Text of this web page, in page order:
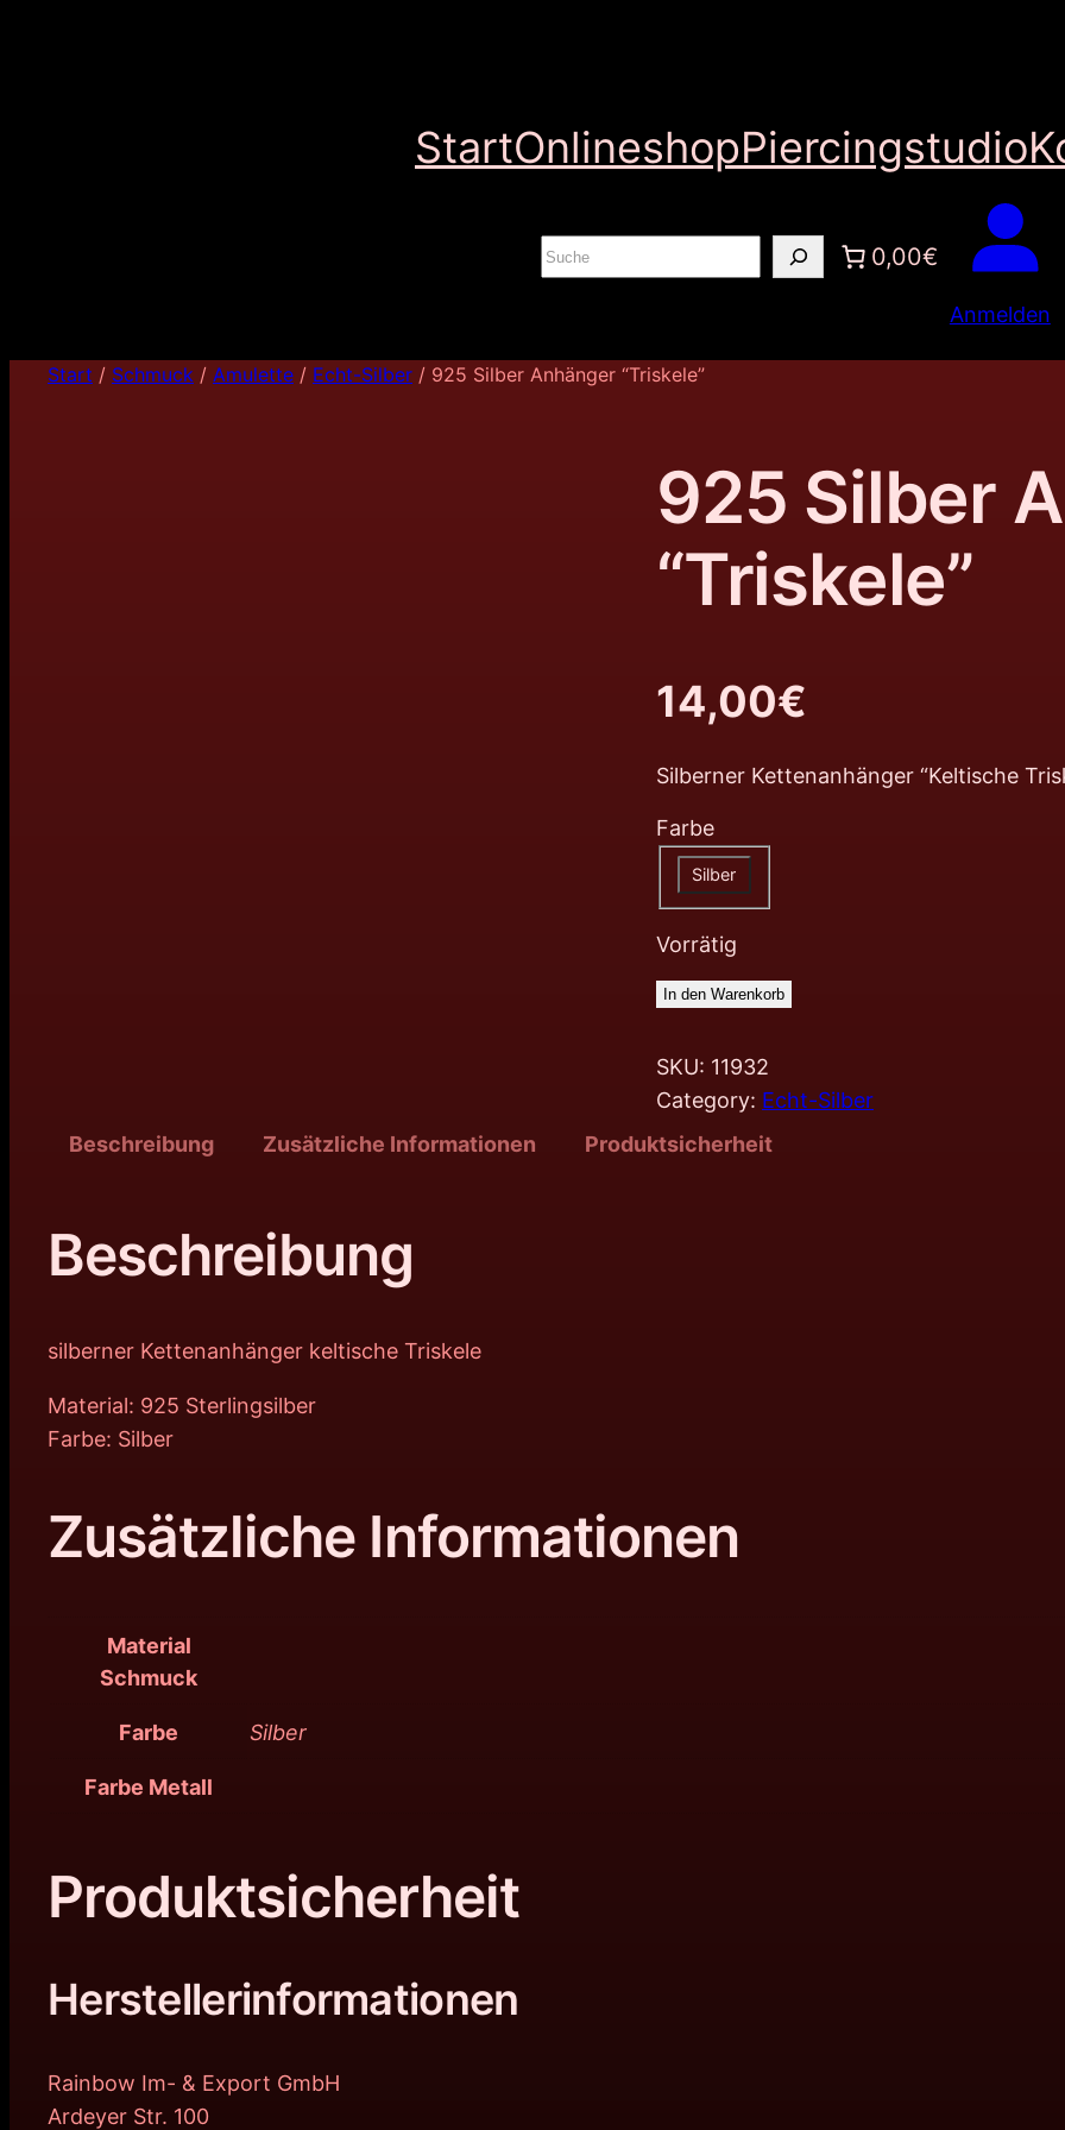
StartOnlineshopPiercingstudio
S
u
e
0,00€
Anmelden
Start / Schmuck / Amulette / Echt-Silber / 925 Silber Anhänger “Triskele”
925 Silber
“Triskele”
14,00€
Silberner Kettenanhänger “Keltische
Farbe
Silber
Vorrätig
In den Warenkorb
SKU: 11932
Category: Echt-Silber
Beschreibung
Zusätzliche Informationen Produktsicherheit
Beschreibung
silberner Kettenanhänger keltische Triskele
Material: 925 Sterlingsilber
Farbe: Silber
Zusätzliche Informationen
Material
Schmuck
Farbe Silber
Farbe Metall
Produktsicherheit
Herstellerinformationen
Rainbow Im- & Export GmbH
Ardeyer Str. 100